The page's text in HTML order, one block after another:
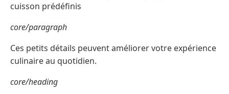
cuisson prédéfinis
core/paragraph
Ces petits détails peuvent améliorer votre expérience
culinaire au quotidien.
core/heading